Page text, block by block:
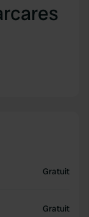
Gratuit
Gratuit